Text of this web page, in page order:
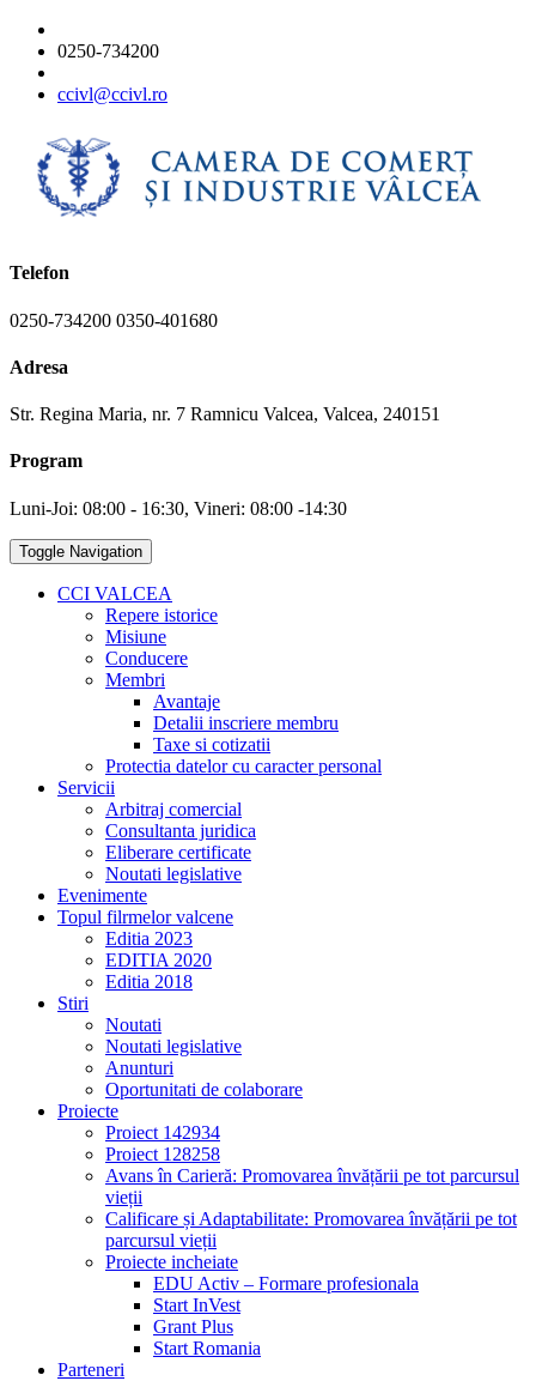
0250-734200
ccivl@ccivl.ro
Telefon
0250-734200 0350-401680
Adresa
Str. Regina Maria, nr. 7 Ramnicu Valcea, Valcea, 240151
Program
Luni-Joi: 08:00 - 16:30, Vineri: 08:00 -14:30
Toggle Navigation
CCI VALCEA
Repere istorice
Misiune
Conducere
Membri
Avantaje
Detalii inscriere membru
Taxe si cotizatii
Protectia datelor cu caracter personal
Servicii
Arbitraj comercial
Consultanta juridica
Eliberare certificate
Noutati legislative
Evenimente
Topul filrmelor valcene
Editia 2023
EDITIA 2020
Editia 2018
Stiri
Noutati
Noutati legislative
Anunturi
Oportunitati de colaborare
Proiecte
Proiect 142934
Proiect 128258
Avans în Carieră: Promovarea învățării pe tot parcursul
vieții
Calificare și Adaptabilitate: Promovarea învățării pe tot
parcursul vieții
Proiecte incheiate
EDU Activ – Formare profesionala
Start InVest
Grant Plus
Start Romania
Parteneri